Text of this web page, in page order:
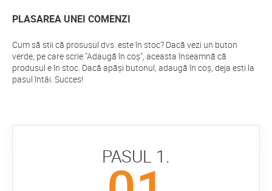
PLASAREA UNEI COMENZI
Cum să stii că prosusul dvs. este în stoc? Dacă vezi un buton
verde, pe care scrie "Adaugă în coș", aceasta înseamnă că
produsul e în stoc. Dacă apăși butonul, adaugă în coș, deja esti la
pasul întâi. Succes!
PASUL 1.